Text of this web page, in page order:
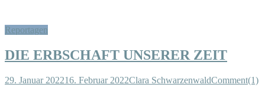
Reportagen
DIE ERBSCHAFT UNSERER ZEIT
29. Januar 202216. Februar 2022Clara SchwarzenwaldComment(1)